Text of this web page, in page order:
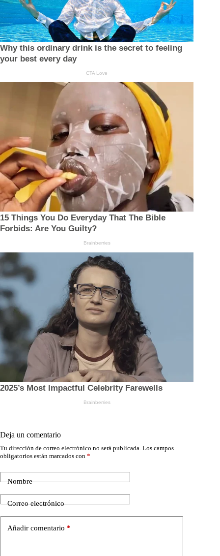
Deja un comentario
Tu dirección de correo electrónico no será publicada. Los campos
obligatorios están marcados con *
Nombre
Correo electrónico
Añadir comentario *